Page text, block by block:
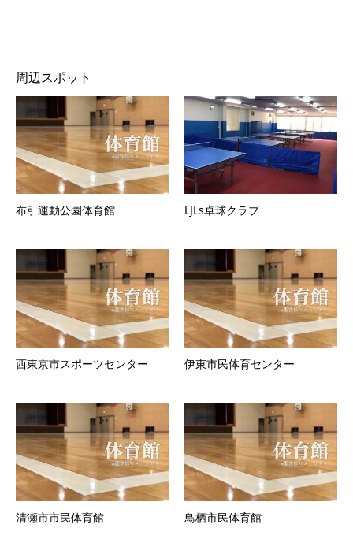
周辺スポット
布引運動公園体育館 LJLs卓球クラブ
西東京市スポーツセンター 伊東市民体育センター
清瀬市市民体育館 鳥栖市民体育館